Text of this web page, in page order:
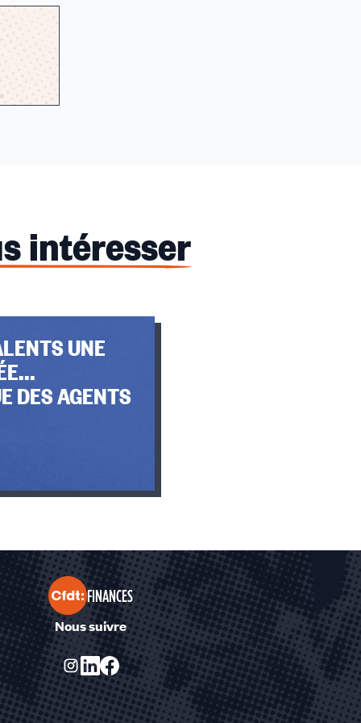
intéresser
UNE
DES AGENTS
FINANCES
Nous suivre